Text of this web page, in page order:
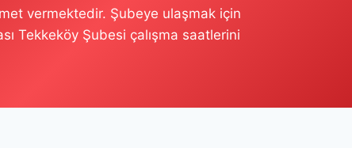
vermektedir. Şubeye ulaşmak için
Tekkeköy Şubesi çalışma saatlerini